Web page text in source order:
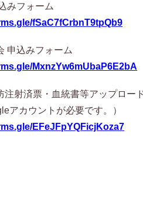
みフォーム
fSaC7fCrbnT9tpQb9
申込みフォーム
MxnzYw6mUbaP6E2bA
注射済票・血統書等アップロー
アカウントが必要です。）
EFeJFpYQFicjKoza7